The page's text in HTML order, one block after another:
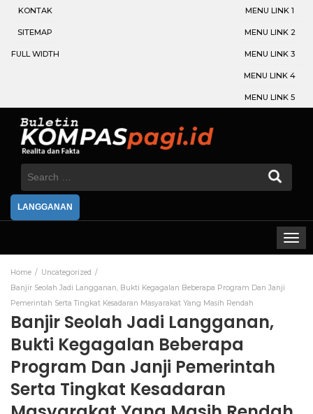
KONTAK
SITEMAP
FULL WIDTH
MENU LINK 1
MENU LINK 2
MENU LINK 3
MENU LINK 4
MENU LINK 5
Search
LANGGANAN
Home
Uncategorized
Banjir Seolah Jadi Langganan, Bukti Kegagalan Beberapa Program Dan Janji
Pemerintah Serta Tingkat Kesadaran Masyarakat Yang Masih Rendah
Banjir Seolah Jadi Langganan,
Bukti Kegagalan Beberapa
Program Dan Janji Pemerintah
Serta Tingkat Kesadaran